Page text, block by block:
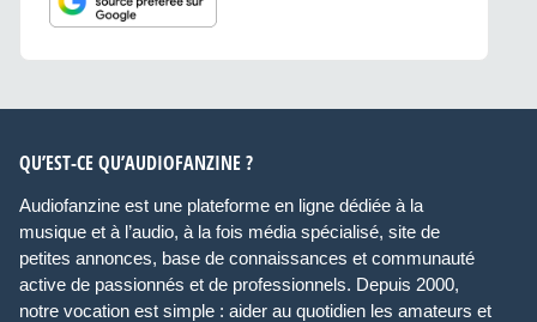
QU’EST-CE QU’AUDIOFANZINE ?
Audiofanzine est une plateforme en ligne dédiée à la
musique et à l’audio, à la fois média spécialisé, site de
petites annonces, base de connaissances et communauté
active de passionnés et de professionnels. Depuis 2000,
notre vocation est simple : aider au quotidien les amateurs et